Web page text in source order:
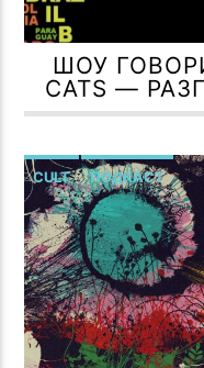
ШОУ
CATS —
CULT ПОДКАСТ